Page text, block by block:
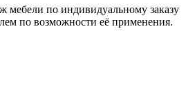
мебели по индивидуальному заказу
по возможности её применения.